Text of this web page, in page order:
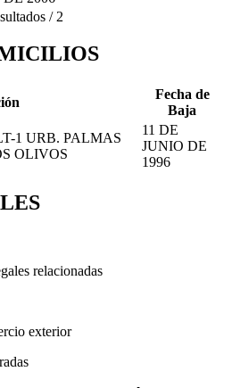
/ 2
Fecha de
Baja
1 URB. PALMAS
OLIVOS
11 DE
JUNIO DE
1996
relacionadas
exterior